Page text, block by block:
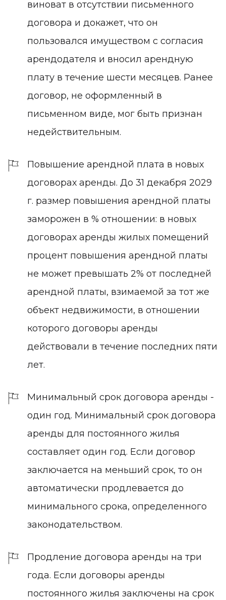
виноват в отсутствии письменного
договора и докажет, что он
пользовался имуществом с согласия
арендодателя и вносил арендную
плату в течение шести месяцев. Ранее
договор, не оформленный в
письменном виде, мог быть признан
недействительным.
Повышение арендной плата в новых
договорах аренды. До 31 декабря 2029
г. размер повышения арендной платы
заморожен в % отношении: в новых
договорах аренды жилых помещений
процент повышения арендной платы
не может превышать 2% от последней
арендной платы, взимаемой за тот же
объект недвижимости, в отношении
которого договоры аренды
действовали в течение последних пяти
лет.
Минимальный срок договора аренды -
один год. Минимальный срок договора
аренды для постоянного жилья
составляет один год. Если договор
заключается на меньший срок, то он
автоматически продлевается до
минимального срока, определенного
законодательством.
Продление договора аренды на три
года. Если договоры аренды
постоянного жилья заключены на срок